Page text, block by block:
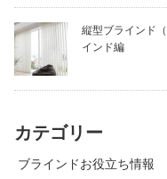
縦型ブラインド
インド編
カテゴリー
ブラインドお役立ち情報